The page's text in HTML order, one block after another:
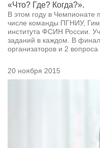
«Что? Где? Когда?».
В этом году в Чемпионате
числе команды ПГНИУ,
института ФСИН России.
заданий в каждом. В
организаторов и 2
20 ноября 2015